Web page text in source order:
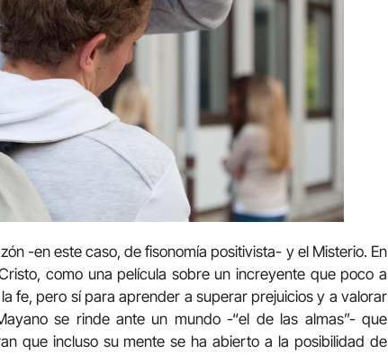
-en este caso, de fisonomía positivista- y el Misterio. En
como una película sobre un increyente que poco a
fe, pero sí para aprender a superar prejuicios y a valorar
se rinde ante un mundo -“el de las almas”- que
que incluso su mente se ha abierto a la posibilidad de